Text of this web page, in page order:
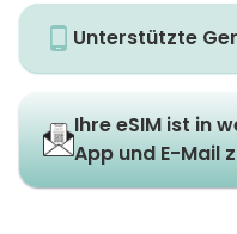
Unterstützte
Ihre eSIM ist in
App und E-Mail